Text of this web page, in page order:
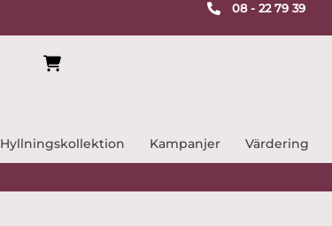
08 - 22 79 39
Hyllningskollektion Kampanjer Värdering